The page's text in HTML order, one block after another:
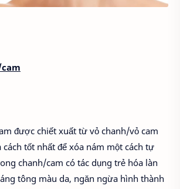
được chiết xuất từ vỏ chanh/vỏ cam
cách tốt nhất để xóa nám một cách tự
chanh/cam có tác dụng trẻ hóa làn
tông màu da, ngăn ngừa hình thành